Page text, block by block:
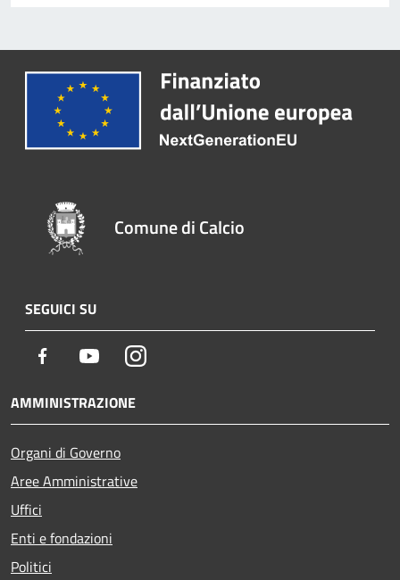
Comune di Calcio
SEGUICI SU
Facebook YoutubeInstagram
AMMINISTRAZIONE
Organi di Governo
Aree Amministrative
Uffici
Enti e fondazioni
Politici